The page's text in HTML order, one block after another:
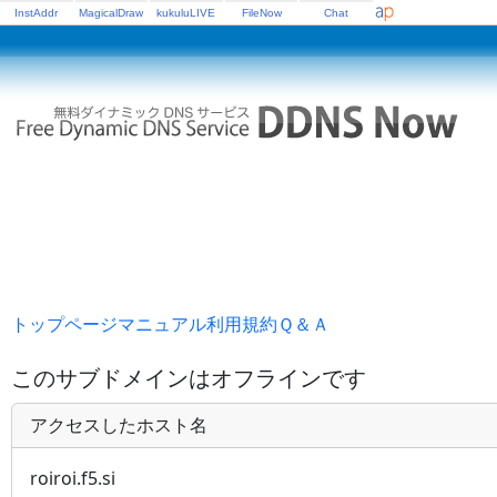
InstAddr MagicalDraw kukuluLIVE FileNow Chat
トップページマニュアル利用規約Ｑ＆Ａ
このサブドメインはオフラインです
アクセスしたホスト名
roiroi.f5.si